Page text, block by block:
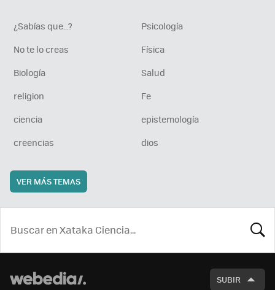
¿Sabías que...?
Psicología
No te lo creas
Física
Biología
Salud
religion
Fe
ciencia
epistemología
creencias
dios
VER MÁS TEMAS
SUBIR